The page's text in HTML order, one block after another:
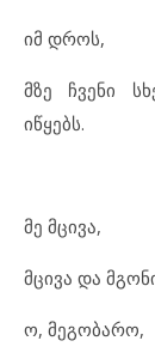
იმ დროს,
მზე ჩვენი
იწყებს.
მე მცივა,
მცივა და მგო
ო, მეგობარო,